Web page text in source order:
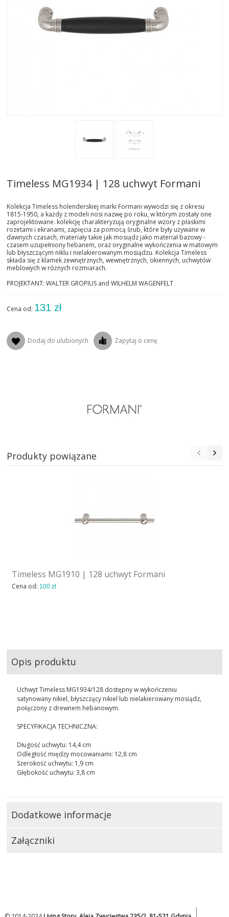
AKTUALNOSCI
STREFA-PROJEKTANTA
Timeless MG1934 | 128 uchwyt Formani
Kolekcja Timeless holenderskiej marki Formani wywodzi się z okresu
1815-1950, a każdy z modeli nosi nazwę po roku, w którym zostały one
zaprojektowane. kolekcję charakteryzują oryginalne wzory z płaskimi
rozetami i ekranami, zapięcia za pomocą śrub, które były używane w
dawnych czasach, materiały takie jak mosiądz jako materiał bazowy -
czasem uzupełniony hebanem, oraz oryginalne wykończenia w matowym
lub błyszczącym niklu i nielakierowanym mosiądzu. Kolekcja Timeless
składa się z klamek zewnętrznych, wewnętrznych, okiennych, uchwytów
meblowych w różnych rozmiarach.
PROJEKTANT: WALTER GROPIUS and WILHELM WAGENFELT
Cena od: 131 zł
Dodaj do ulubionych Zapytaj o cenę
Produkty powiązane
Timeless MG1910 | 128 uchwyt Formani
Cena od: 100 zł
Opis produktu
Uchwyt Timeless MG1934/128 dostępny w wykończeniu
satynowany nikiel, błyszczący nikiel lub nielakierowany mosiądz,
połączony z drewnem hebanowym.
SPECYFIKACJA TECHNICZNA:
Długość uchwytu: 14,4 cm
Odległość między mocowaniami: 12,8 cm
Szerokość uchwytu: 1,9 cm
Głębokość uchwytu: 3,8 cm
Dodatkowe informacje
Załączniki